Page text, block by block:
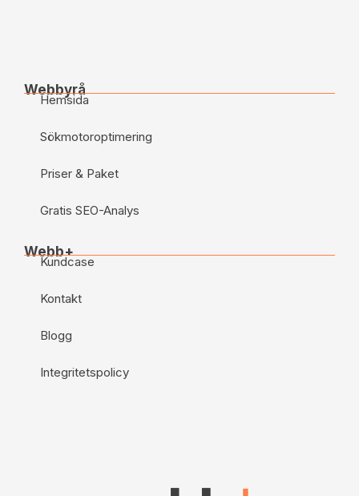
Webbyrå
Hemsida
Sökmotoroptimering
Priser & Paket
Gratis SEO-Analys
Webb+
Kundcase
Kontakt
Blogg
Integritetspolicy